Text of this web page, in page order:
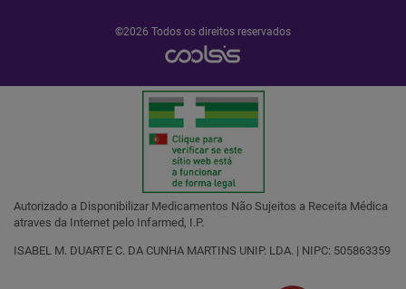
©2026 Todos os direitos reservados
Autorizado a Disponibilizar Medicamentos Não Sujeitos a Receita Médica
atraves da Internet pelo Infarmed, I.P.
ISABEL M. DUARTE C. DA CUNHA MARTINS UNIP. LDA. | NIPC: 505863359